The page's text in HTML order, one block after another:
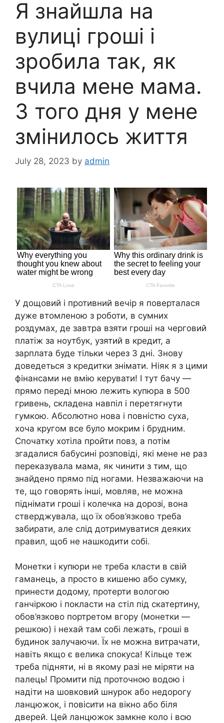
Я знайшла на
вулиці гроші і
зробила так, як
вчила мене мама.
З того дня у мене
змінилось життя
July 28, 2023 by admin
У дощовий і противний вечір я поверталася
дуже втомленою з роботи, в сумних
роздумах, де завтра взяти гроші на черговий
платіж за ноутбук, узятий в кредит, а
зарплата буде тільки через 3 дні. Знову
доведеться з кредитки знімати. Ніяк я з цими
фінансами не вмію керувати! І тут бачу —
прямо переді мною лежить купюра в 500
гривень, складена навпіл і перетягнути
гумкою. Абсолютно нова і повністю суха,
хоча кругом все було мокрим і брудним.
Спочатку хотіла пройти повз, а потім
згадалися бабусині розповіді, які мене не раз
переказувала мама, як чинити з тим, що
знайдено прямо під ногами. Незважаючи на
те, що говорять інші, мовляв, не можна
піднімати гроші і колечка на дорозі, вона
стверджувала, що їх обов’язково треба
забирати, але слід дотримуватися деяких
правил, щоб не нашкодити собі.
Монетки і купюри не треба класти в свій
гаманець, а просто в кишеню або сумку,
принести додому, протерти вологою
ганчіркою і покласти на стіл під скатертину,
обов’язково портретом вгору (монетки —
решкою) і нехай там собі лежать, гроші в
будинок залучаючи. Їх не можна витрачати,
навіть якщо є велика спокуса! Кільце теж
треба підняти, ні в якому разі не міряти на
палець! Промити під проточною водою і
надіти на шовковий шнурок або недорогу
ланцюжок, і повісити на вікно або біля
дверей. Цей ланцюжок замкне коло і всю